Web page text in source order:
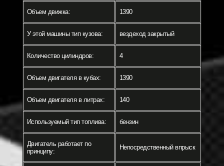
Объем движка: 1390
У этой машины тип кузова: вездеход закрытый
Количество цилиндров: 4
Объем двигателя в кубах: 1390
Объем двигателя в литрах: 140
Используемый тип топлива: бензин
Двигатель работает по
принципу:
Непосредственный впрыск